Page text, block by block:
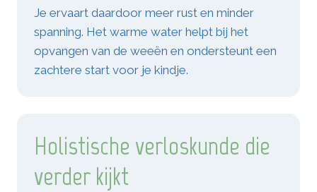
Je ervaart daardoor meer rust en minder
spanning. Het warme water helpt bij het
opvangen van de weeën en ondersteunt een
zachtere start voor je kindje.
Holistische verloskunde die
verder kijkt